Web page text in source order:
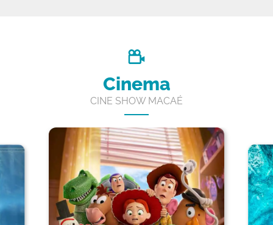
Cinema
CINE SHOW MACAÉ